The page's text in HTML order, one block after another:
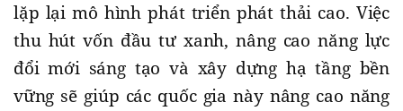
lặp lại mô hình phát triển phát thải cao. Việc
thu hút vốn đầu tư xanh, nâng cao năng lực
đổi mới sáng tạo và xây dựng hạ tầng bền
vững sẽ giúp các quốc gia này nâng cao năng